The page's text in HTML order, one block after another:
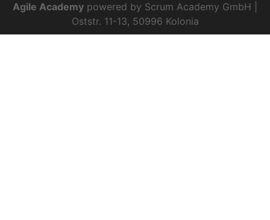
Agile Academy powered by Scrum Academy GmbH |
Oststr. 11-13, 50996 Kolonia